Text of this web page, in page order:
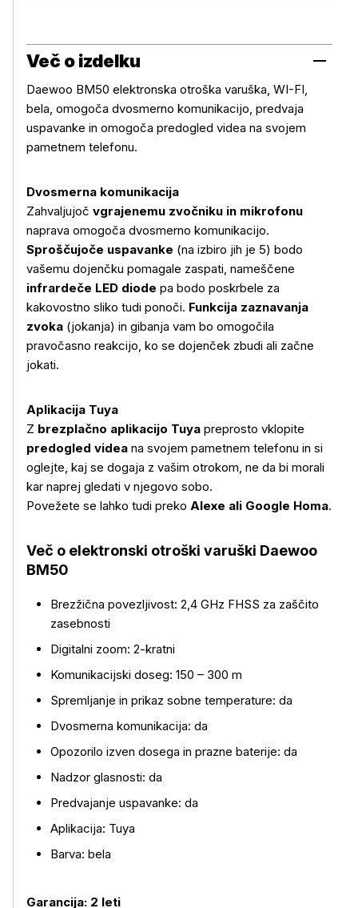
Več o izdelku
Več o izdelku
Daewoo BM50 elektronska otroška varuška, WI-FI,
bela, omogoča dvosmerno komunikacijo, predvaja
uspavanke in omogoča predogled videa na svojem
pametnem telefonu.
Dvosmerna komunikacija
Zahvaljujoč vgrajenemu zvočniku in mikrofonu
naprava omogoča dvosmerno komunikacijo.
Sproščujoče uspavanke (na izbiro jih je 5) bodo
vašemu dojenčku pomagale zaspati, nameščene
infrardeče LED diode pa bodo poskrbele za
kakovostno sliko tudi ponoči. Funkcija zaznavanja
zvoka (jokanja) in gibanja vam bo omogočila
pravočasno reakcijo, ko se dojenček zbudi ali začne
jokati.
Aplikacija Tuya
Z brezplačno aplikacijo Tuya preprosto vklopite
predogled videa na svojem pametnem telefonu in si
oglejte, kaj se dogaja z vašim otrokom, ne da bi morali
kar naprej gledati v njegovo sobo.
Povežete se lahko tudi preko Alexe ali Google Homa.
Več o elektronski otroški varuški Daewoo
BM50
Brezžična povezljivost: 2,4 GHz FHSS za zaščito
zasebnosti
Digitalni zoom: 2-kratni
Komunikacijski doseg: 150 – 300 m
Spremljanje in prikaz sobne temperature: da
Dvosmerna komunikacija: da
Opozorilo izven dosega in prazne baterije: da
Nadzor glasnosti: da
Predvajanje uspavanke: da
Aplikacija: Tuya
Barva: bela
Garancija: 2 leti